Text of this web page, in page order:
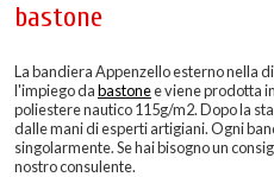
bastone
La bandiera Appenzello esterno nella
l'impiego dabastonee viene prodotta
poliestere nautico 115g/m2. Dopo la
dalle mani di esperti artigiani. Ogni
singolarmente. Se hai bisogno un
nostro consulente.